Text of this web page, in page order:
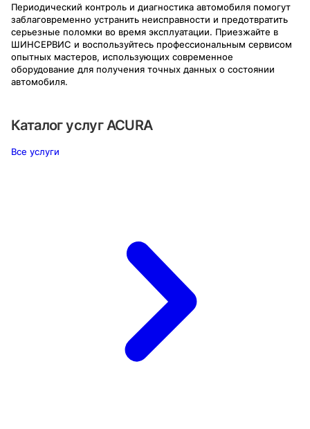
Периодический контроль и диагностика автомобиля помогут
заблаговременно устранить неисправности и предотвратить
серьезные поломки во время эксплуатации. Приезжайте в
ШИНСЕРВИС и воспользуйтесь профессиональным сервисом
опытных мастеров, использующих современное
оборудование для получения точных данных о состоянии
автомобиля.
Каталог услуг ACURA
Все услуги